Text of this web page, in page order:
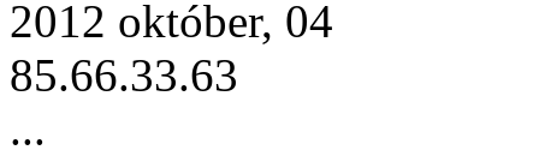
2012 október, 04
85.66.33.63
...